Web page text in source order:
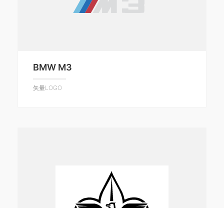
BMW M3
矢量LOGO